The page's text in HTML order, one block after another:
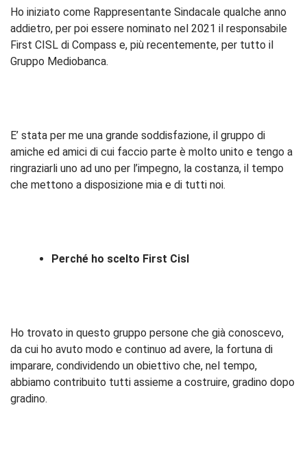
Ho iniziato come Rappresentante Sindacale qualche anno
addietro, per poi essere nominato nel 2021 il responsabile
First CISL di Compass e, più recentemente, per tutto il
Gruppo Mediobanca.
E’ stata per me una grande soddisfazione, il gruppo di
amiche ed amici di cui faccio parte è molto unito e tengo a
ringraziarli uno ad uno per l’impegno, la costanza, il tempo
che mettono a disposizione mia e di tutti noi.
Perché ho scelto First Cisl
Ho trovato in questo gruppo persone che già conoscevo,
da cui ho avuto modo e continuo ad avere, la fortuna di
imparare, condividendo un obiettivo che, nel tempo,
abbiamo contribuito tutti assieme a costruire, gradino dopo
gradino.